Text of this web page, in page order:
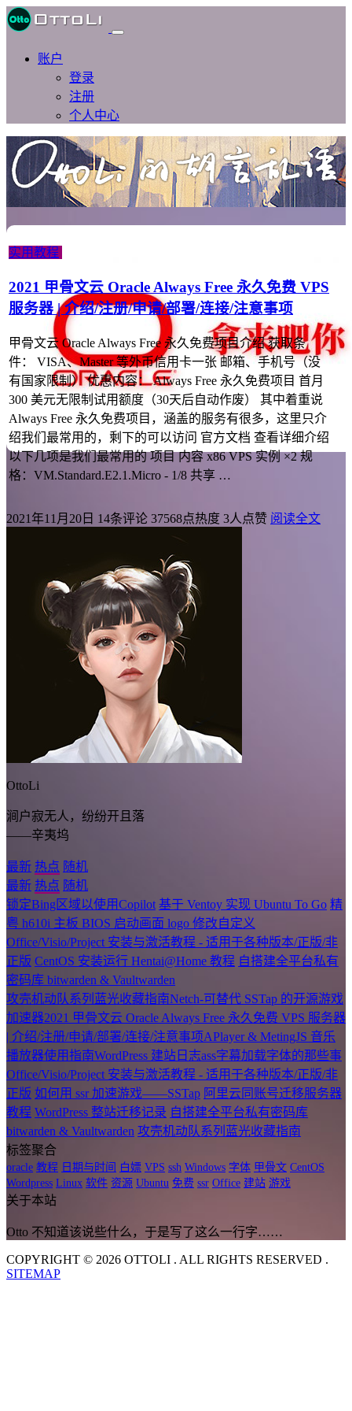
账户
登录
注册
个人中心
实用教程
2021 甲骨文云 Oracle Always Free 永久免费 VPS
服务器 | 介绍/注册/申请/部署/连接/注意事项
甲骨文云 Oracle Always Free 永久免费项目介绍 获取条
件： VISA、Master 等外币信用卡一张 邮箱、手机号（没
有国家限制） 优惠内容： Always Free 永久免费项目 首月
300 美元无限制试用额度（30天后自动作废） 其中着重说
Always Free 永久免费项目，涵盖的服务有很多，这里只介
绍我们最常用的，剩下的可以访问 官方文档 查看详细介绍
以下几项是我们最常用的 项目 内容 x86 VPS 实例 ×2 规
格：VM.Standard.E2.1.Micro - 1/8 共享 …
2021年11月20日 14条评论 37568点热度 3人点赞 阅读全文
OttoLi
涧户寂无人，纷纷开且落
——辛夷坞
最新 热点 随机
最新 热点 随机
锁定Bing区域以使用Copilot 基于 Ventoy 实现 Ubuntu To Go 精
粤 h610i 主板 BIOS 启动画面 logo 修改自定义
Office/Visio/Project 安装与激活教程 - 适用于各种版本/正版/非
正版 CentOS 安装运行 Hentai@Home 教程 自搭建全平台私有
密码库 bitwarden & Vaultwarden
攻壳机动队系列蓝光收藏指南Netch-可替代 SSTap 的开源游戏
加速器2021 甲骨文云 Oracle Always Free 永久免费 VPS 服务器
| 介绍/注册/申请/部署/连接/注意事项APlayer & MetingJS 音乐
播放器使用指南WordPress 建站日志ass字幕加载字体的那些事
Office/Visio/Project 安装与激活教程 - 适用于各种版本/正版/非
正版 如何用 ssr 加速游戏——SSTap 阿里云同账号迁移服务器
教程 WordPress 整站迁移记录 自搭建全平台私有密码库
bitwarden & Vaultwarden 攻壳机动队系列蓝光收藏指南
标签聚合
oracle 教程 日期与时间 白嫖 VPS ssh Windows 字体 甲骨文 CentOS
Wordpress Linux 软件 资源 Ubuntu 免费 ssr Office 建站 游戏
关于本站
Otto 不知道该说些什么，于是写了这么一行字……
COPYRIGHT © 2026 OTTOLI . ALL RIGHTS RESERVED .
SITEMAP